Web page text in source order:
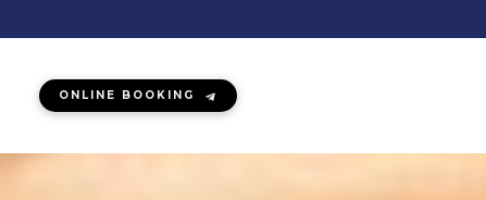
ONLINE BOOKING